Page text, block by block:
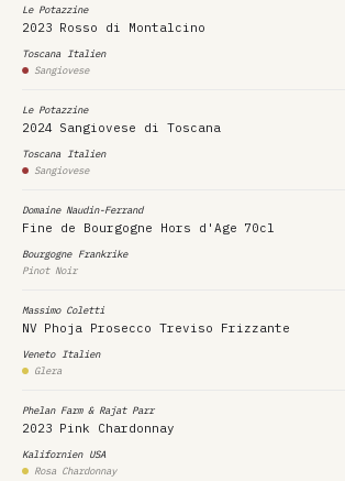
Le Potazzine
2023 Rosso di Montalcino
Toscana Italien
Sangiovese
Le Potazzine
2024 Sangiovese di Toscana
Toscana Italien
Sangiovese
Domaine Naudin-Ferrand
Fine de Bourgogne Hors d'Age 70cl
Bourgogne
Frankrike
Pinot Noir
Massimo Coletti
NV Phoja Prosecco Treviso Frizzante
Veneto Italien
Glera
Phelan Farm & Rajat Parr
2023 Pink Chardonnay
Kalifornien
USA
Rosa Chardonnay